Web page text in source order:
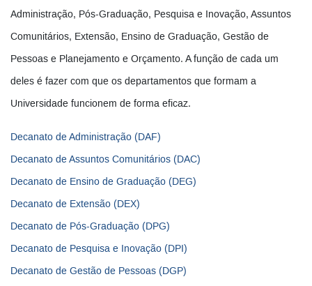
Administração, Pós-Graduação, Pesquisa e Inovação, Assuntos
Comunitários, Extensão, Ensino de Graduação, Gestão de
Pessoas e Planejamento e Orçamento. A função de cada um
deles é fazer com que os departamentos que formam a
Universidade funcionem de forma eficaz.
Decanato de Administração (DAF)
Decanato de Assuntos Comunitários (DAC)
Decanato de Ensino de Graduação (DEG)
Decanato de Extensão (DEX)
Decanato de Pós-Graduação (DPG)
Decanato de Pesquisa e Inovação (DPI)
Decanato de Gestão de Pessoas (DGP)